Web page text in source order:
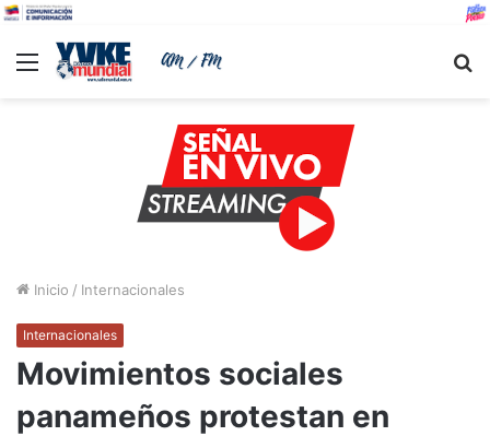
Menu
Inicio / Internacionales
Internacionales
Movimientos sociales
panameños protestan en